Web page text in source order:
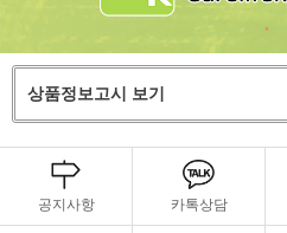
상품정보고시 보기
공지사항 카톡상담